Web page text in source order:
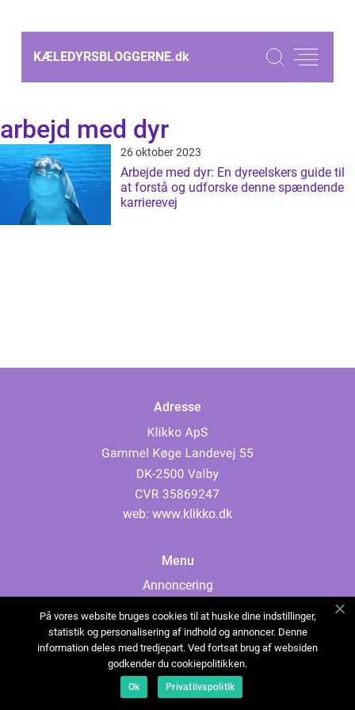
KÆLEDYRSBLOGGERNE.dk
arbejd med dyr
26 oktober 2023
Arbejde med dyr: En dyreelskers guide til
at forstå og udforske denne spændende
karrierevej
Adresse
web: www.klikko.dk
Menu
Annoncering
Cookies
Kontakt os
Sitemap
På vores website bruges cookies til at huske dine indstillinger,
statistik og personalisering af indhold og annoncer. Denne
information deles med tredjepart. Ved fortsat brug af websiden
godkender du cookiepolitikken.
Ok Privatlivspolitik